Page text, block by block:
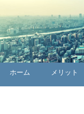
ホーム メリット